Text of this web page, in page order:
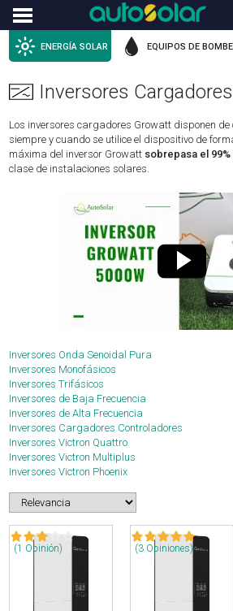
Menu
ENERGÍA SOLAR EQUIPOS DE
Inversores
Los inversores cargadores Growatt disponen
siempre y cuando se utilice el dispositivo de
máxima del inversor Growatt sobrepasa el 99%
clase de instalaciones solares.
Inversores Onda Senoidal Pura
Inversores Monofásicos
Inversores Trifásicos
Inversores de Baja Frecuencia
Inversores de Alta Frecuencia
Inversores Cargadores Controladores
Inversores Victron Quattro
Inversores Victron Multiplus
Inversores Victron Phoenix
(1 Opinión) (3 Opiniones)